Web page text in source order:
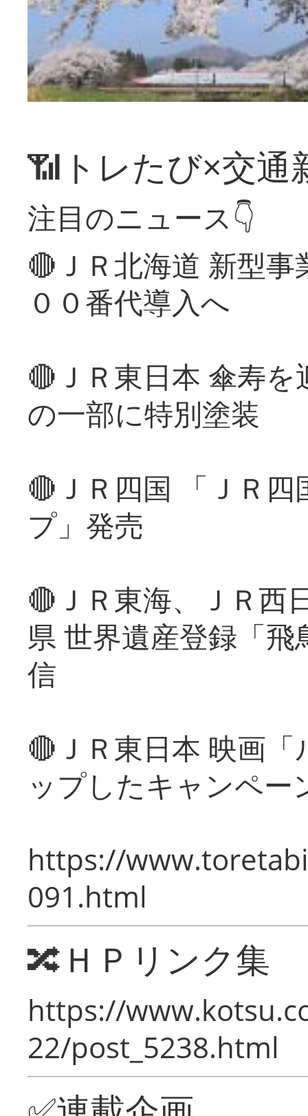
📶トレたび×交通
注目のニュース👇
🔴ＪＲ北海道 新型
００番代導入へ
🔴ＪＲ東日本 傘寿
の一部に特別塗装
🔴ＪＲ四国 「ＪＲ
プ」発売
🔴ＪＲ東海、ＪＲ西
県 世界遺産登録「
信
🔴ＪＲ東日本 映画
ップしたキャンペー
https://
091.html
🔀ＨＰリンク集
https://
22/post_5238.html